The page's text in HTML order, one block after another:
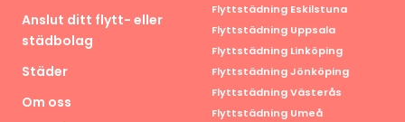
Anslut ditt flytt- eller
städbolag
Städer
Om oss
Flyttstädning Eskilstuna
Flyttstädning Uppsala
Flyttstädning Linköping
Flyttstädning Jönköping
Flyttstädning Västerås
Flyttstädning Umeå